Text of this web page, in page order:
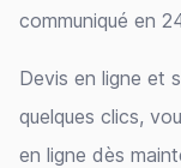
communiqué en
Devis en ligne et
quelques clics,
en ligne dès